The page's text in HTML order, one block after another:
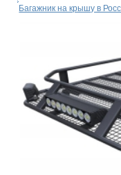
Багажник на крышу в